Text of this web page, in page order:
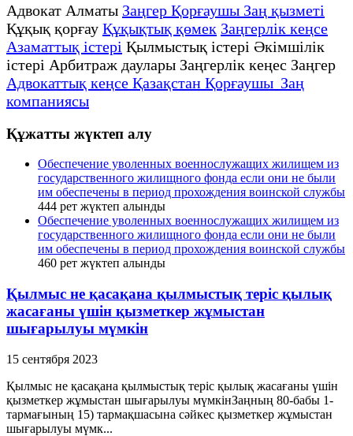
Адвокат Алматы Заңгер Қорғаушы Заң қызметі
Құқық қорғау Құқықтық қөмек Заңгерлік кеңсе
Азаматтық істері Қылмыстық істері Әкімшілік
істері Арбитраж даулары Заңгерлік кеңес Заңгер
Адвокаттық кеңсе Қазақстан Қорғаушы Заң
компаниясы
Құжатты жүктеп алу
Обеспечение уволенных военнослужащих жилищем из
государственного жилищного фонда если они не были
им обеспечены в период прохождения воинской службы
444 рет жүктеп алынды
Обеспечение уволенных военнослужащих жилищем из
государственного жилищного фонда если они не были
им обеспечены в период прохождения воинской службы
460 рет жүктеп алынды
Қылмыс не қасақана қылмыстық теріс қылық
жасағаны үшін қызметкер жұмыстан
шығарылуы мүмкін
15 сентября 2023
Қылмыс не қасақана қылмыстық теріс қылық жасағаны үшін
қызметкер жұмыстан шығарылуы мүмкінЗаңның 80-бабы 1-
тармағының 15) тармақшасына сәйкес қызметкер жұмыстан
шығарылуы мүмк...